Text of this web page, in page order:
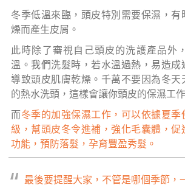
冬季低溫來臨，頭皮特別需要保濕，有
燥而產生皮屑。
此時除了審視自己頭皮的洗護產品外
溫。我們洗髮時，若水溫過熱，易造成
導致頭皮肌膚乾燥。千萬不要因為冬天
的熱水洗頭，這樣會讓你頭皮的保濕工
而冬季的加強保濕工作，可以依據夏季
級，幫頭皮冬令進補，強化毛囊體，促
功能，預防落髮，孕育豐盈秀髮。
“ 最後要提醒大家，不管是哪個季節，